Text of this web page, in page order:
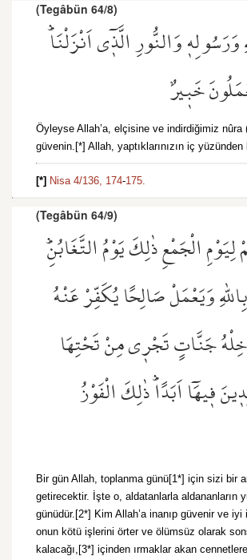
(Tegâbün 64/8)
وَرَسُولِه۪ وَالنُّورِ الَّذ۪ٓي اَنْزَلْنَاۜ
خَب۪يرٌ
Öyleyse Allah’a, elçisine ve indirdiğimiz nûra
güvenin.[*] Allah, yaptıklarınızın iç yüzünden
[*​] Nisa 4/136, 174-175.
(Tegâbün 64/9)
الْجَمْعِ ذٰلِكَ يَوْمُ التَّغَابُنِۜ
وَيَعْمَلْ صَالِحًا يُكَفِّرْ عَنْهُ
جَنَّاتٍ تَجْر۪ي مِنْ تَحْتِهَا
ف۪يهَٓا اَبَدًاۜ ذٰلِكَ الْفَوْزُ
Bir gün Allah, toplanma günü[1*] için sizi bir
getirecektir. İşte o, aldatanlarla aldananların
günüdür.[2*] Kim Allah’a inanıp güvenir ve
onun kötü işlerini örter ve ölümsüz olarak
kalacağı,[3*] içinden ırmaklar akan